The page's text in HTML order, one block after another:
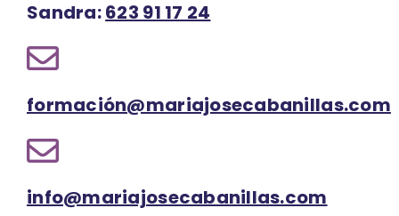
Sandra:623 91 17 24
formación@mariajosecabanillas.com
info@mariajosecabanillas.com